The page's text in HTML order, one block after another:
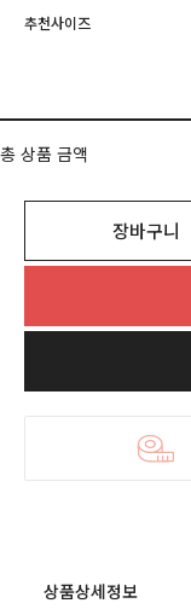
추천사이즈
총 상품 금액
장바구니
상품상세정보